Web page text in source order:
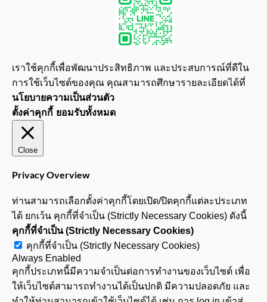
เราใช้คุกกี้เพื่อพัฒนาประสิทธิภาพ และประสบการณ์ที่ดีใน
การใช้เว็บไซต์ของคุณ คุณสามารถศึกษารายละเอียดได้ที่
นโยบายความเป็นส่วนตัว
ตั้งค่าคุกกี้ ยอมรับทั้งหมด
Close
Privacy Overview
ท่านสามารถเลือกตั้งค่าคุกกี้โดยเปิด/ปิดคุกกี้แต่ละประเภท
ได้ ยกเว้น คุกกี้ที่จำเป็น (Strictly Necessary Cookies) ดังนี้
คุกกี้ที่จำเป็น (Strictly Necessary Cookies)
คุกกี้ที่จำเป็น (Strictly Necessary Cookies)
Always Enabled
คุกกี้ประเภทนี้มีความจำเป็นต่อการทำงานของเว็บไซต์ เพื่อ
ให้เว็บไซต์สามารถทำงานได้เป็นปกติ มีความปลอดภัย และ